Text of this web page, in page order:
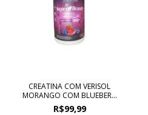
CREATINA COM VERISOL
MORANGO COM BLUEBER...
R$99,99